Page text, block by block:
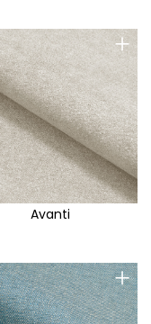
+
Avanti
+